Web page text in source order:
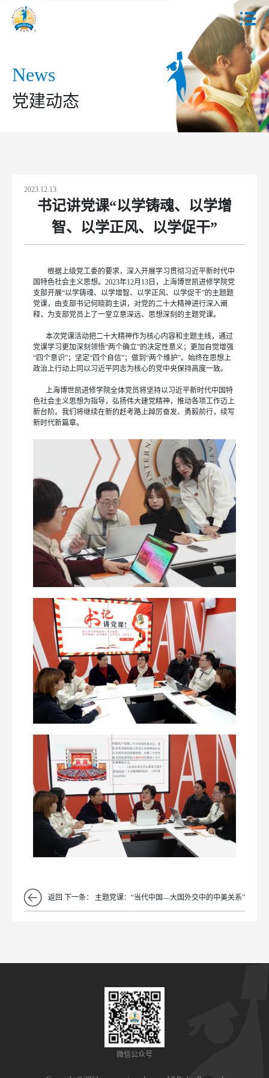
News
党建动态
2023.12.13
书记讲党课“以学铸魂、以学增
智、以学正风、以学促干”
根据上级党工委的要求，深入开展学习贯彻习近平新时代中
国特色社会主义思想。2023年12月13日，上海博世凯进修学院党
支部开展“以学铸魂、以学增智、以学正风、以学促干”的主题题
党课，由支部书记何晓韵主讲，对党的二十大精神进行深入阐
释，为支部党员上了一堂立意深远、思想深刻的主题党课。
本次党课活动把二十大精神作为核心内容和主题主线，通过
党课学习更加深刻领悟“两个确立”的决定性意义；更加自觉增强
“四个意识”；坚定“四个自信”；做到“两个维护”。始终在思想上
政治上行动上同以习近平同志为核心的党中央保持高度一致。
上海博世凯进修学院全体党员将坚持以习近平新时代中国特
色社会主义思想为指导，弘扬伟大建党精神，推动各项工作迈上
新台阶。我们将继续在新的赶考路上踔厉奋发、勇毅前行，续写
新时代新篇章。
返回 下一条： 主题党课：“当代中国—大国外交中的中美关系”
微信公众号